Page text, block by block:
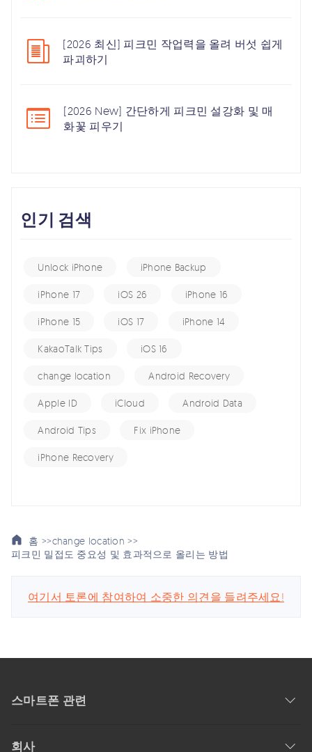
[2026 최신] 피크민 작업력을 올려 버섯 쉽게
파괴하기
[2026 New] 간단하게 피크민 설강화 및 매
화꽃 피우기
인기 검색
Unlock iPhone iPhone Backup
iPhone 17 iOS 26 iPhone 16
iPhone 15 iOS 17 iPhone 14
KakaoTalk Tips iOS 16
change location Android Recovery
Apple ID iCloud Android Data
Android Tips Fix iPhone
iPhone Recovery
홈 >>change location >>
피크민 밀접도 중요성 및 효과적으로 올리는 방법
여기서 토론에 참여하여 소중한 의견을 들려주세요!
스마트폰 관련
회사